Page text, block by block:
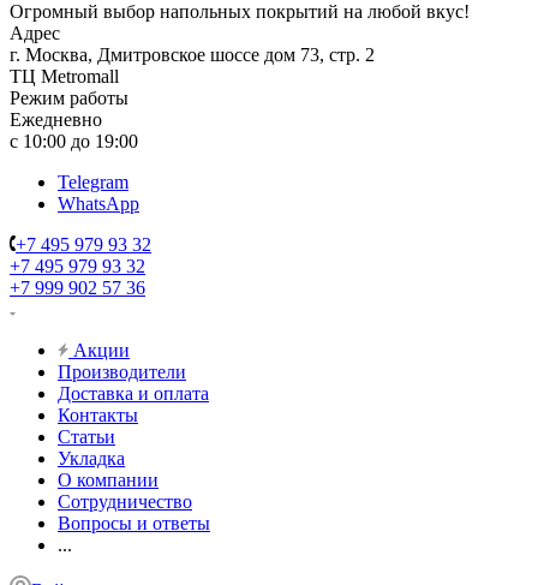
Огромный выбор напольных покрытий на любой вкус!
Адрес
г. Москва, Дмитровское шоссе дом 73, стр. 2
ТЦ Metromall
Режим работы
Ежедневно
с 10:00 до 19:00
Telegram
WhatsApp
+7 495 979 93 32
+7 495 979 93 32
+7 999 902 57 36
Акции
Производители
Доставка и оплата
Контакты
Статьи
Укладка
О компании
Сотрудничество
Вопросы и ответы
...